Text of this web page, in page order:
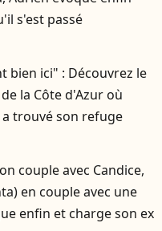
s'est passé
bien ici" : Découvrez le
la Côte d'Azur où
trouvé son refuge
couple avec Candice,
en couple avec une
enfin et charge son ex